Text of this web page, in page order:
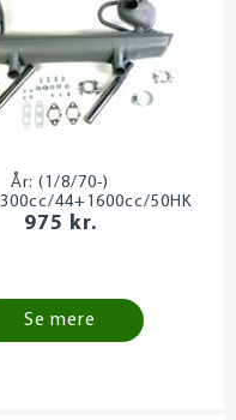
År:(1/8/70-)
44+1600cc/50HK
975 kr.
Se mere